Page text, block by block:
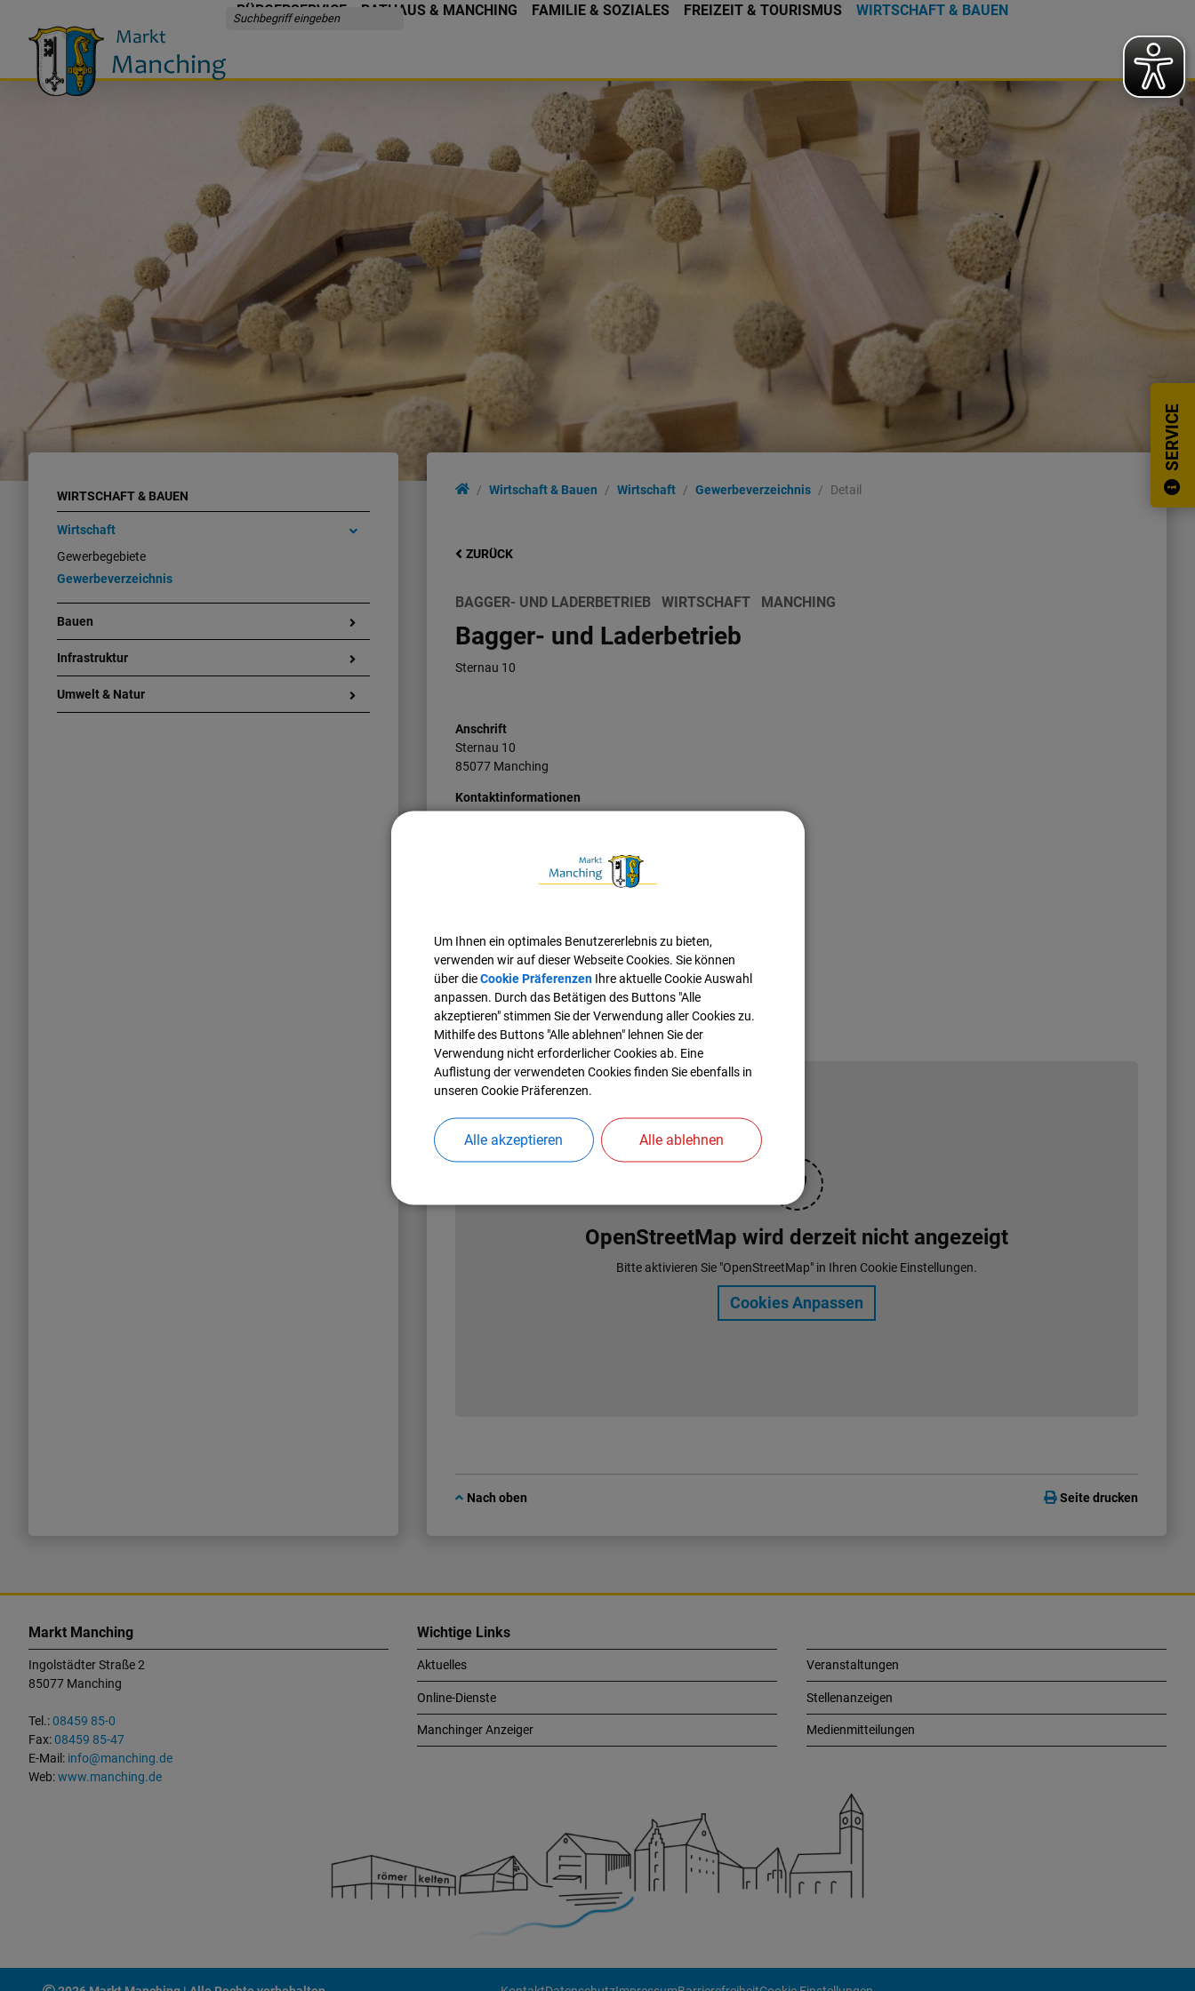
BÜRGERSERVICE RATHAUS & MANCHING FAMILIE & SOZIALES FREIZEIT & TOURISMUS WIRTSCHAFT & BAUEN
SERVICE
WIRTSCHAFT & BAUEN
Wirtschaft
Gewerbegebiete
Gewerbeverzeichnis
Bauen
Infrastruktur
Umwelt & Natur
Wirtschaft & Bauen Wirtschaft Gewerbeverzeichnis Detail
ZURÜCK
BAGGER- UND LADERBETRIEB WIRTSCHAFT MANCHING
Bagger- und Laderbetrieb
Sternau 10
Anschrift
Sternau 10
85077 Manching
Kontaktinformationen
08459332492
Website
www.rezima.de
OpenStreetMap wird derzeit nicht angezeigt
Bitte aktivieren Sie "OpenStreetMap" in Ihren Cookie Einstellungen.
Cookies Anpassen
Nach oben Seite drucken
e
Markt Manching
Ingolstädter Straße 2
85077 Manching
Tel.:08459 85-0
Fax:08459 85-47
E-Mail: info@manching.de
Web:www.manching.de
Wichtige Links
Aktuelles
Online-Dienste
Manchinger Anzeiger
Veranstaltungen
Stellenanzeigen
Medienmitteilungen
Um Ihnen ein optimales Benutzererlebnis zu bieten,
verwenden wir auf dieser Webseite Cookies. Sie können
über dieCookie PräferenzenIhre aktuelle Cookie Auswahl
anpassen. Durch das Betätigen des Buttons "Alle
akzeptieren" stimmen Sie der Verwendung aller Cookies zu.
Mithilfe des Buttons "Alle ablehnen" lehnen Sie der
Verwendung nicht erforderlicher Cookies ab. Eine
Auflistung der verwendeten Cookies finden Sie ebenfalls in
unseren Cookie Präferenzen.
Alle akzeptieren Alle ablehnen